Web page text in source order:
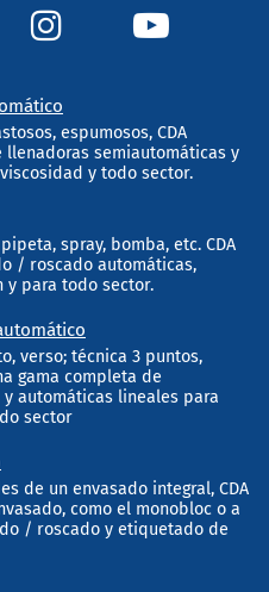
espumosos, CDA
semiautomáticas y
y todo sector.
spray, bomba, etc. CDA
/ roscado automáticas,
para todo sector.
verso; técnica 3 puntos,
gama completa de
automáticas lineales para
sector
de un envasado integral, CDA
como el monobloc o a
/ roscado y etiquetado de